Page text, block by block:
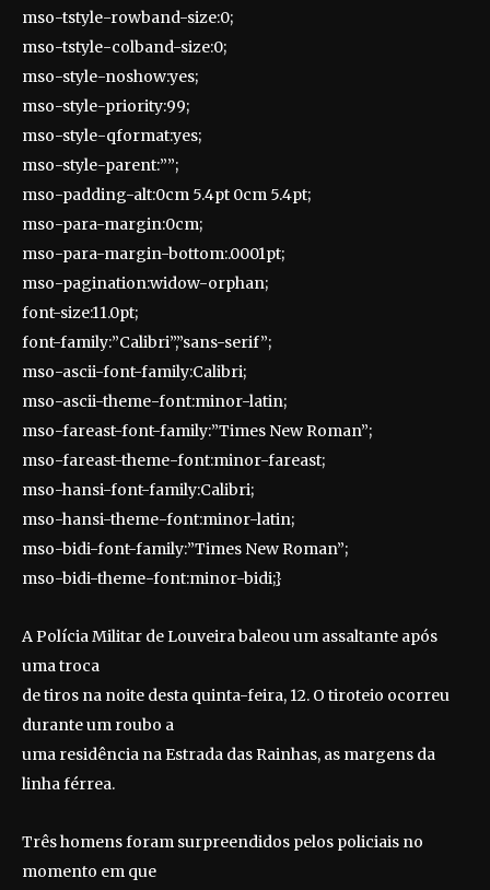
mso-tstyle-rowband-size:0;
mso-tstyle-colband-size:0;
mso-style-noshow:yes;
mso-style-priority:99;
mso-style-qformat:yes;
mso-style-parent:””;
mso-padding-alt:0cm 5.4pt 0cm 5.4pt;
mso-para-margin:0cm;
mso-para-margin-bottom:.0001pt;
mso-pagination:widow-orphan;
font-size:11.0pt;
font-family:”Calibri”,”sans-serif”;
mso-ascii-font-family:Calibri;
mso-ascii-theme-font:minor-latin;
mso-fareast-font-family:”Times New Roman”;
mso-fareast-theme-font:minor-fareast;
mso-hansi-font-family:Calibri;
mso-hansi-theme-font:minor-latin;
mso-bidi-font-family:”Times New Roman”;
mso-bidi-theme-font:minor-bidi;}
A Polícia Militar de Louveira baleou um assaltante após
uma troca
de tiros na noite desta quinta-feira, 12. O tiroteio ocorreu
durante um roubo a
uma residência na Estrada das Rainhas, as margens da
linha férrea.
Três homens foram surpreendidos pelos policiais no
momento em que